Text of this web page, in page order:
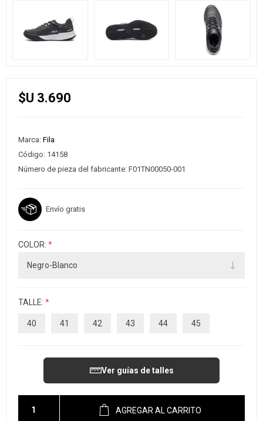
$U 3.690
Marca: Fila
Código: 14158
Número de pieza del fabricante: F01TN00050-001
Envío gratis
COLOR: *
TALLE: *
40 41 42 43 44 45
Ver guías de talles
AGREGAR AL CARRITO